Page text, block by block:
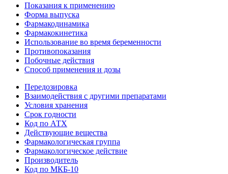
Показания к применению
Форма выпуска
Фармакодинамика
Фармакокинетика
Использование во время беременности
Противопоказания
Побочные действия
Способ применения и дозы
Передозировка
Взаимодействия с другими препаратами
Условия хранения
Срок годности
Код по АТХ
Действующие вещества
Фармакологическая группа
Фармакологическое действие
Производитель
Код по МКБ-10